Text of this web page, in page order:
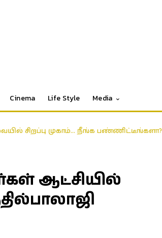
Cinema Life Style Media
சிறப்பு முகாம்… நீங்க பண்ணிட்டீங்களா?
ஆட்சியில்